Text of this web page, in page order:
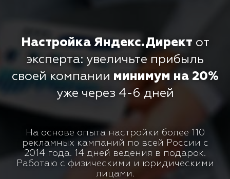
Настройка Яндекс.Директ от
эксперта: увеличьте прибыль
своей компании минимум на 20%
уже через 4-6 дней
На основе опыта настройки более 110
рекламных кампаний по всей России с
2014 года. 14 дней ведения в подарок.
Работаю с физическими и юридическими
лицами.